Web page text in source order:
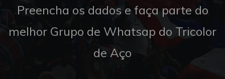
Preencha os dados e faça parte do
melhor Grupo de Whatsap do Tricolor
de Aço